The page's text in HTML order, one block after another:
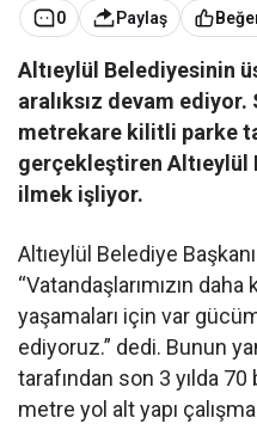
0 Paylaş
Altıeylül Belediyesinin
aralıksız devam ediyor.
metrekare kilitli parke
gerçekleştiren
ilmek işliyor.
Altıeylül Belediye
“Vatandaşlarımızın
yaşamaları için var
ediyoruz.” dedi. Bunun
tarafından son 3 yılda
metre yol alt yapı